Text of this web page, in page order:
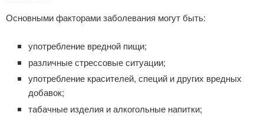
Основными факторами заболевания могут быть:
употребление вредной пищи;
различные стрессовые ситуации;
употребление красителей, специй и других вредных
добавок;
табачные изделия и алкогольные напитки;